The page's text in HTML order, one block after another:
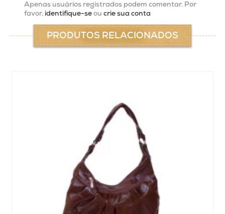
Apenas usuários registrados podem comentar. Por
favor, identifique-seou crie sua conta
PRODUTOS RELACIONADOS